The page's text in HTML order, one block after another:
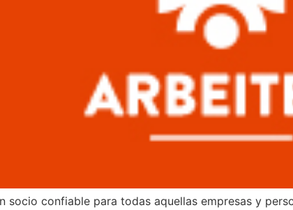
socio confiable para todas aquellas empresas y